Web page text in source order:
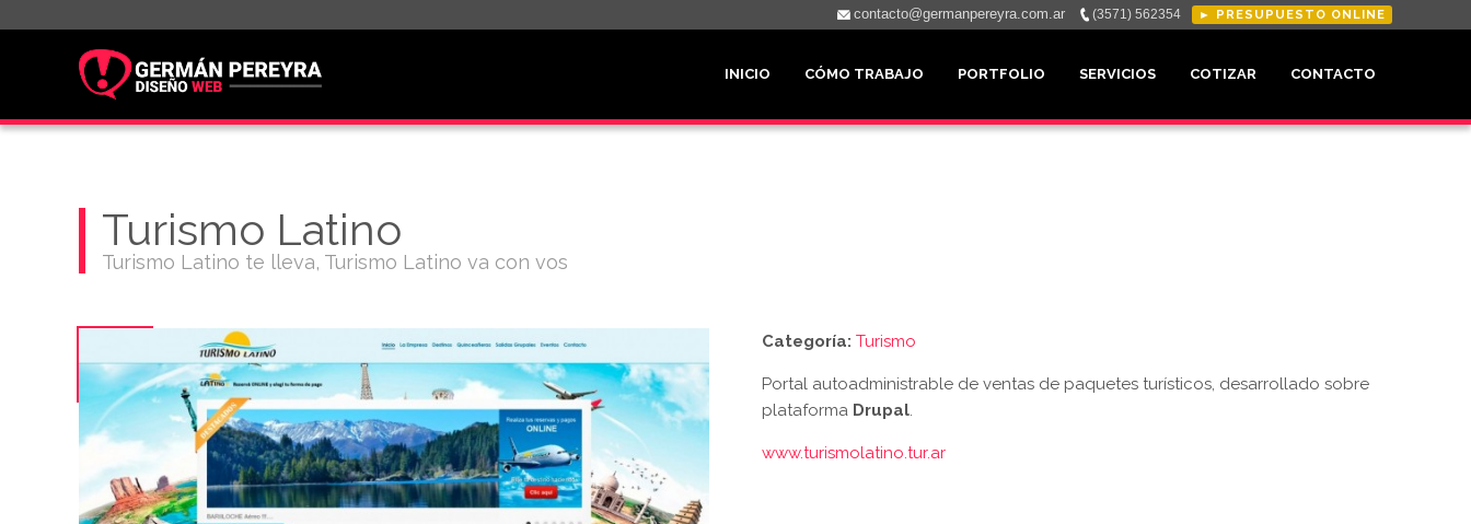
► PRESUPUESTO ONLINE
contacto@germanpereyra.com.ar (3571) 562354
Menú principal
INICIO CÓMO TRABAJO PORTFOLIO SERVICIOS COTIZAR CONTACTO
Turismo Latino
Turismo Latino te lleva, Turismo Latino va con vos
Categoría: Turismo
Portal autoadministrable de ventas de paquetes turísticos, desarrollado sobre
plataforma Drupal.
www.turismolatino.tur.ar